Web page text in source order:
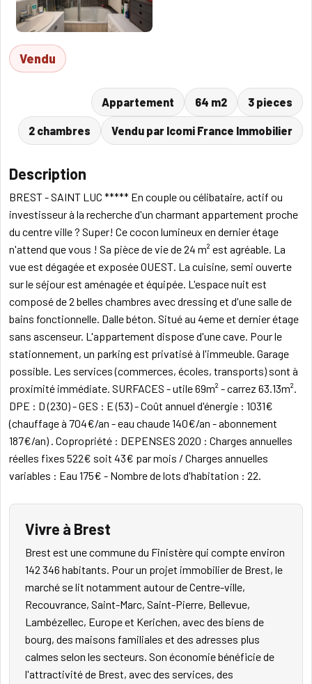
Vendu
Appartement 64 m2 3 pieces
2 chambres Vendu par Icomi France Immobilier
Description
BREST - SAINT LUC ***** En couple ou célibataire, actif ou
investisseur à la recherche d'un charmant appartement proche
du centre ville ? Super! Ce cocon lumineux en dernier étage
n'attend que vous ! Sa pièce de vie de 24 m² est agréable. La
vue est dégagée et exposée OUEST. La cuisine, semi ouverte
sur le séjour est aménagée et équipée. L'espace nuit est
composé de 2 belles chambres avec dressing et d'une salle de
bains fonctionnelle. Dalle béton. Situé au 4eme et dernier étage
sans ascenseur. L'appartement dispose d'une cave. Pour le
stationnement, un parking est privatisé à l'immeuble. Garage
possible. Les services (commerces, écoles, transports) sont à
proximité immédiate. SURFACES - utile 69m² - carrez 63.13m².
DPE : D (230) - GES : E (53) - Coût annuel d'énergie : 1031€
(chauffage à 704€/an - eau chaude 140€/an - abonnement
187€/an) . Copropriété : DEPENSES 2020 : Charges annuelles
réelles fixes 522€ soit 43€ par mois / Charges annuelles
variables : Eau 175€ - Nombre de lots d'habitation : 22.
Vivre à Brest
Brest est une commune du Finistère qui compte environ
142 346 habitants. Pour un projet immobilier de Brest, le
marché se lit notamment autour de Centre-ville,
Recouvrance, Saint-Marc, Saint-Pierre, Bellevue,
Lambézellec, Europe et Kerichen, avec des biens de
bourg, des maisons familiales et des adresses plus
calmes selon les secteurs. Son économie bénéficie de
l'attractivité de Brest, avec des services, des